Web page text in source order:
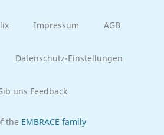
Impressum AGB
Datenschutz-Einstellungen
uns Feedback
the EMBRACE family